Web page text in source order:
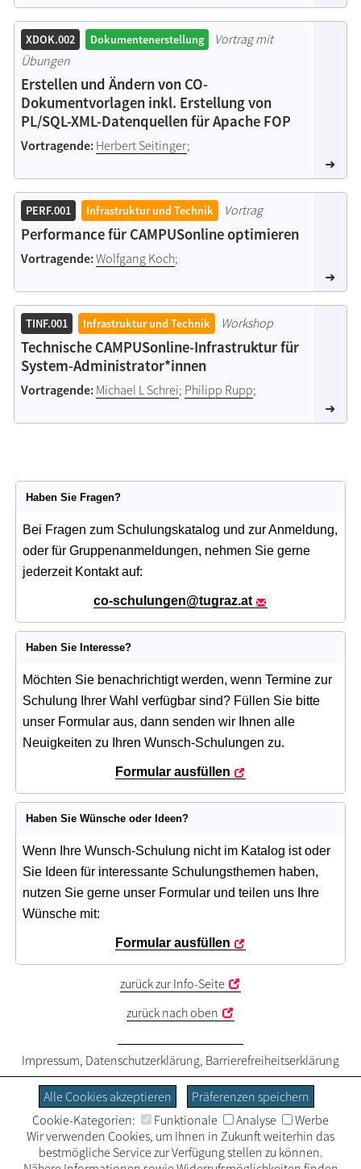
XDOK.002 Dokumentenerstellung
Vortrag mit
Übungen
Erstellen und Ändern von CO-
Dokumentvorlagen inkl. Erstellung von
PL/SQL-XML-Datenquellen für Apache FOP
Vortragende: Herbert Seitinger;
PERF.001 Infrastruktur und Technik Vortrag
Performance für CAMPUSonline optimieren
Vortragende:Wolfgang Koch;
TINF.001 Infrastruktur und Technik Workshop
Technische CAMPUSonline-Infrastruktur für
System-Administrator*innen
Vortragende: Michael L Schrei; Philipp Rupp;
Haben Sie Fragen?
Bei Fragen zum Schulungskatalog und zur Anmeldung,
oder für Gruppenanmeldungen, nehmen Sie gerne
jederzeit Kontakt auf:
co-schulungen@tugraz.at
Haben Sie Interesse?
Möchten Sie benachrichtigt werden, wenn Termine zur
Schulung Ihrer Wahl verfügbar sind? Füllen Sie bitte
unser Formular aus, dann senden wir Ihnen alle
Neuigkeiten zu Ihren Wunsch-Schulungen zu.
Formular ausfüllen
Haben Sie Wünsche oder Ideen?
Wenn Ihre Wunsch-Schulung nicht im Katalog ist oder
Sie Ideen für interessante Schulungsthemen haben,
nutzen Sie gerne unser Formular und teilen uns Ihre
Wünsche mit:
Formular ausfüllen
zurück zur Info-Seite
zurück nach oben
Impressum, Datenschutzerklärung, Barrierefreiheitserklärung
Alle Cookies akzeptieren
Präferenzen speichern
Cookie-Kategorien:
Funktionale Analyse
Werbe
Wir verwenden Cookies, um Ihnen in Zukunft weiterhin das
bestmögliche Service zur Verfügung stellen zu können.